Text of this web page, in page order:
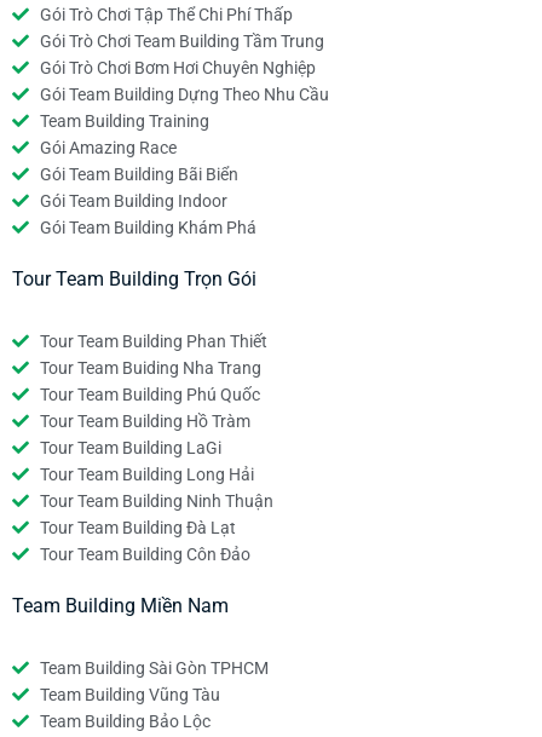
Gói Trò Chơi Tập Thể Chi Phí Thấp
Gói Trò Chơi Team Building Tầm Trung
Gói Trò Chơi Bơm Hơi Chuyên Nghiệp
Gói Team Building Dựng Theo Nhu Cầu
Team Building Training
Gói Amazing Race
Gói Team Building Bãi Biển
Gói Team Building Indoor
Gói Team Building Khám Phá
Tour Team Building Trọn Gói
Tour Team Building Phan Thiết
Tour Team Buiding Nha Trang
Tour Team Building Phú Quốc
Tour Team Building Hồ Tràm
Tour Team Building LaGi
Tour Team Building Long Hải
Tour Team Building Ninh Thuận
Tour Team Building Đà Lạt
Tour Team Building Côn Đảo
Team Building Miền Nam
Team Building Sài Gòn TPHCM
Team Building Vũng Tàu
Team Building Bảo Lộc